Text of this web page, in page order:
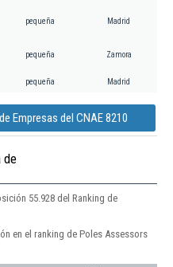
pequeña Madrid
pequeña Zamora
pequeña Madrid
Empresas del CNAE 8210
de
55.928 del Ranking de
en el ranking de Poles Assessors